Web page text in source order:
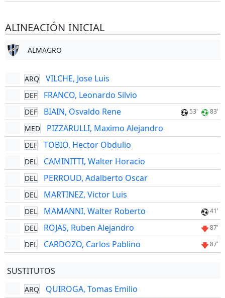
ALINEACIÓN INICIAL
ALMAGRO
ARQ VILCHE, Jose Luis
DEF FRANCO, Leonardo Silvio
DEF BIAIN, Osvaldo Rene 53' 83'
MED PIZZARULLI, Maximo Alejandro
DEF TOBIO, Hector Obdulio
DEL CAMINITTI, Walter Horacio
DEL PERROUD, Adalberto Oscar
DEL MARTINEZ, Victor Luis
DEL MAMANNI, Walter Roberto 41'
DEL ROJAS, Ruben Alejandro 87'
DEL CARDOZO, Carlos Pablino 87'
SUSTITUTOS
ARQ QUIROGA, Tomas Emilio